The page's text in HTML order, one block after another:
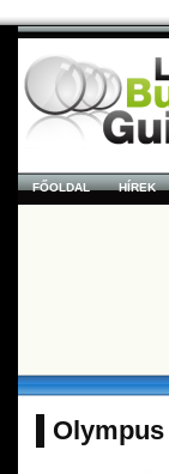
FŐOLDAL HÍREK